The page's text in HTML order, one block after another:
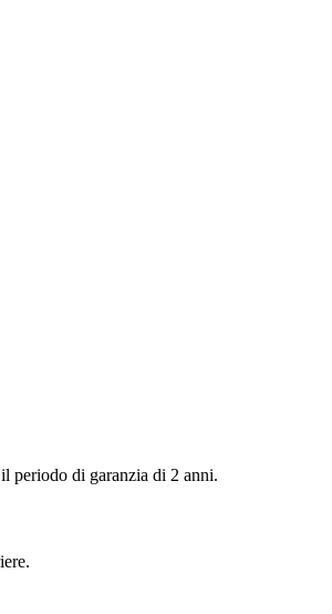
periodo di garanzia di 2 anni.